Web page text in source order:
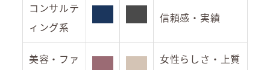
コンサルテ
ィング系
信頼感・実績
美容・ファ
女性らしさ・上質